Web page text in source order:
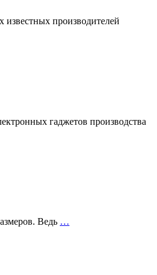
производителей
гаджетов производства
Ведь …